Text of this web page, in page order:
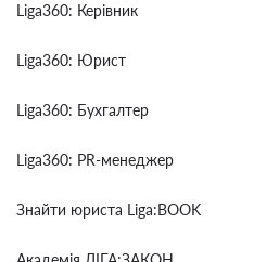
Liga360: Керівник
Liga360: Юрист
Liga360: Бухгалтер
Liga360: PR-менеджер
Знайти юриста Liga:BOOK